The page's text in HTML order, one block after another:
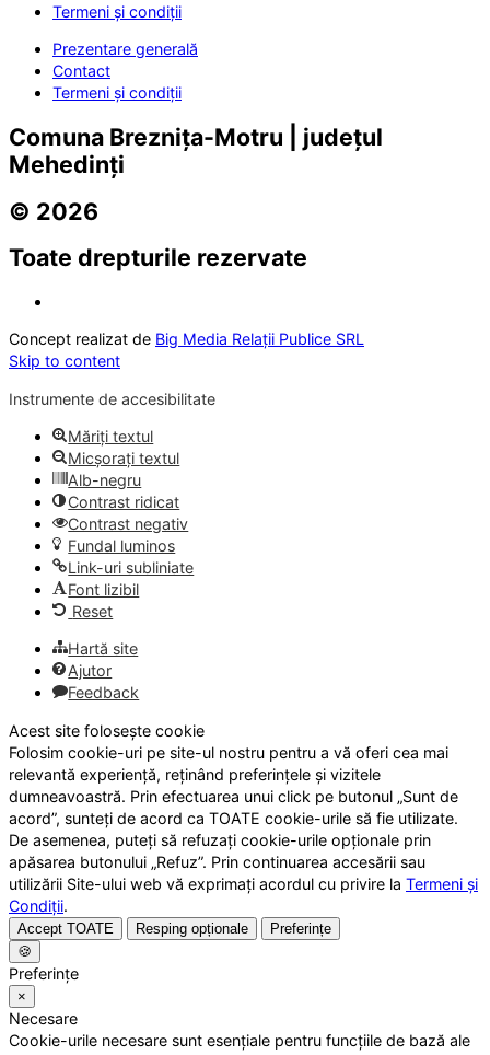
Termeni și condiții
Prezentare generală
Contact
Termeni și condiții
Comuna Breznița-Motru | județul
Mehedinți
© 2026
Toate drepturile rezervate
Concept realizat de Big Media Relații Publice SRL
Skip to content
Instrumente de accesibilitate
Măriți textul
Micșorați textul
Alb-negru
Contrast ridicat
Contrast negativ
Fundal luminos
Link-uri subliniate
Font lizibil
Reset
Hartă site
Ajutor
Feedback
Acest site folosește cookie
Folosim cookie-uri pe site-ul nostru pentru a vă oferi cea mai
relevantă experiență, reținând preferințele și vizitele
dumneavoastră. Prin efectuarea unui click pe butonul „Sunt de
acord”, sunteți de acord ca TOATE cookie-urile să fie utilizate.
De asemenea, puteți să refuzați cookie-urile opționale prin
apăsarea butonului „Refuz”. Prin continuarea accesării sau
utilizării Site-ului web vă exprimați acordul cu privire la Termeni și
Condiții.
Accept TOATE Resping opționale
Preferințe
🍪
Preferințe
×
Necesare
Cookie-urile necesare sunt esențiale pentru funcțiile de bază ale